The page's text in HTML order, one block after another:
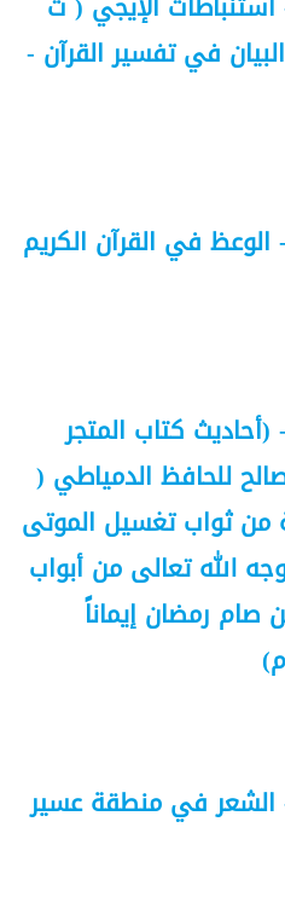
في تفسير القرآن -
في القرآن الكريم
كتاب المتجر
للحافظ الدمياطي (
من ثواب تغسيل الموتى
الله تعالى من أبواب
صام رمضان إيماناً
الشعر في منطقة عسير